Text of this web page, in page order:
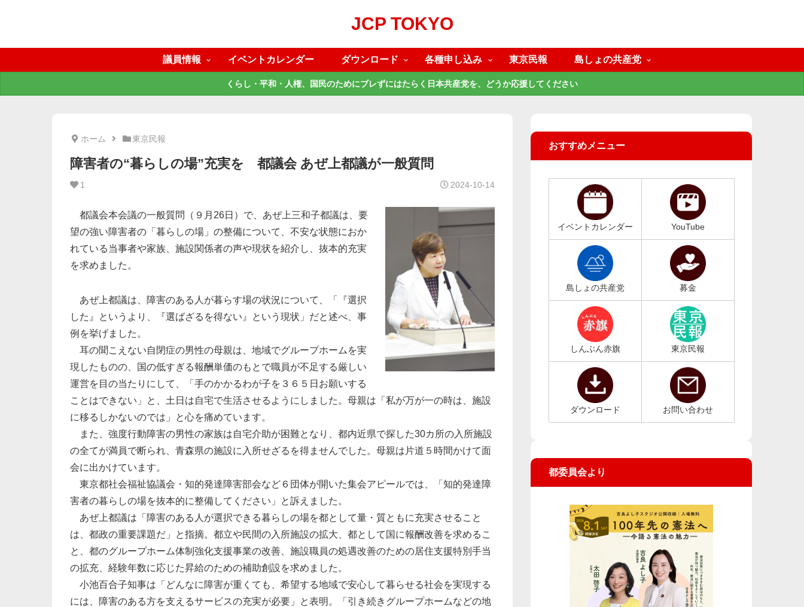
JCP TOKYO
議員情報 イベントカレンダー ダウンロード 各種申し込み 東京民報 島しょの共産党
くらし・平和・人権、国民のためにブレずにはたらく日本共産党を、どうか応援してください
ホーム 東京民報
障害者の“暮らしの場”充実を 都議会 あぜ上都議が一般質問
1 2024-10-14
都議会本会議の一般質問（９月26日）で、あぜ上三和子都議は、要
望の強い障害者の「暮らしの場」の整備について、不安な状態におか
れている当事者や家族、施設関係者の声や現状を紹介し、抜本的充実
を求めました。
あぜ上都議は、障害のある人が暮らす場の状況について、「『選択
した』というより、『選ばざるを得ない』という現状」だと述べ、事
例を挙げました。
耳の聞こえない自閉症の男性の母親は、地域でグループホームを実
現したものの、国の低すぎる報酬単価のもとで職員が不足する厳しい
運営を目の当たりにして、「手のかかるわが子を３６５日お願いする
ことはできない」と、土日は自宅で生活させるようにしました。母親は「私が万が一の時は、施設
に移るしかないのでは」と心を痛めています。
また、強度行動障害の男性の家族は自宅介助が困難となり、都内近県で探した30カ所の入所施設
の全てが満員で断られ、青森県の施設に入所せざるを得ませんでした。母親は片道５時間かけて面
会に出かけています。
東京都社会福祉協議会・知的発達障害部会など６団体が開いた集会アピールでは、「知的発達障
害者の暮らしの場を抜本的に整備してください」と訴えました。
あぜ上都議は「障害のある人が選択できる暮らしの場を都として量・質ともに充実させること
は、都政の重要課題だ」と指摘。都立や民間の入所施設の拡大、都として国に報酬改善を求めるこ
と、都のグループホーム体制強化支援事業の改善、施設職員の処遇改善のための居住支援特別手当
の拡充、経験年数に応じた昇給のための補助創設を求めました。
小池百合子知事は「どんなに障害が重くても、希望する地域で安心して暮らせる社会を実現する
には、障害のある方を支えるサービスの充実が必要」と表明。「引き続きグループホームなどの地
おすすめメニュー
イベントカレンダー YouTube
島しょの共産党 募金
しんぶん赤旗 東京民報
ダウンロード お問い合わせ
都委員会より